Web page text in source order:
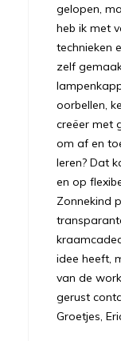
gelopen,
heb ik met
technieken
zelf
oorbellen,
creëer met
om af en
leren? Dat
en op
Zonnekind
idee heeft,
van de
gerust
Groetjes,